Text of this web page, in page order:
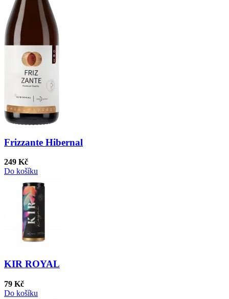
Frizzante Hibernal
249 Kč
Do košíku
KIR ROYAL
79 Kč
Do košíku